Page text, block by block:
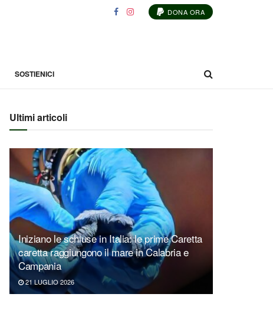
DONA ORA
SOSTIENICI
Ultimi articoli
Iniziano le schiuse in Italia: le prime Caretta
caretta raggiungono il mare in Calabria e
Campania
21 LUGLIO 2026